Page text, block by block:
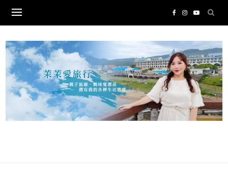
content